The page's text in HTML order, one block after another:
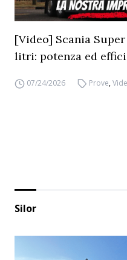
[Video] Scania
litri: potenza ed
07/24/2026 Prove,
Silor